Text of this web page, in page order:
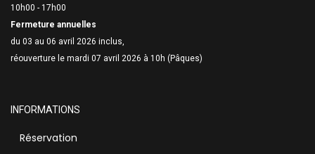
10h00 - 17h00
Fermeture annuelles
du 03 au 06 avril 2026 inclus,
réouverture le mardi 07 avril 2026 à 10h (Pâques)
INFORMATIONS
Réservation